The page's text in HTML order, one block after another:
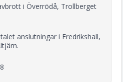
i Överrödå, Trollberget
anslutningar i Fredrikshall,